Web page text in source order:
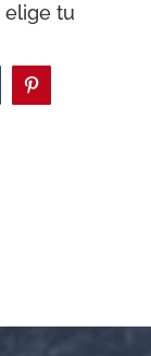
elige tu
Pinterest